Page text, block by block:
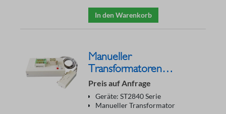
In den Warenkorb
Manueller
Transformatoren
Testadapter ST1806B
Preis auf Anfrage
Geräte: ST2840 Serie
Manueller Transformator